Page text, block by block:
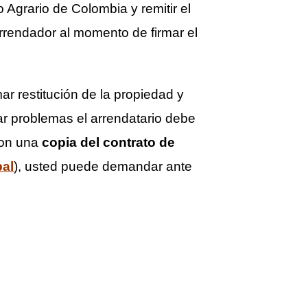
de Colombia y remitir el
al momento de firmar el
restitución de la propiedad y
problemas el arrendatario debe
una copia del contrato de
), usted puede demandar ante